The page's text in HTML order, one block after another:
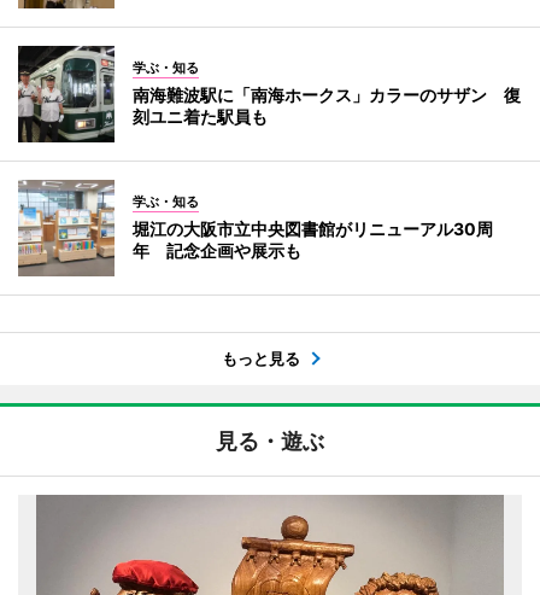
学ぶ・知る
南海難波駅に「南海ホークス」カラーのサザン 復
刻ユニ着た駅員も
学ぶ・知る
堀江の大阪市立中央図書館がリニューアル30周
年 記念企画や展示も
もっと見る
見る・遊ぶ